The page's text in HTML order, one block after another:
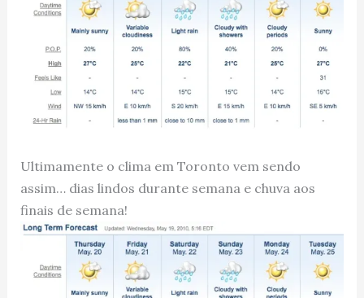
Ultimamente o clima em Toronto vem sendo
assim… dias lindos durante semana e chuva aos
finais de semana!